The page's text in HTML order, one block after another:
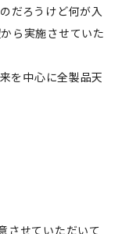
だろうけど何が入
ら実施させていた
を中心に全製品天
させていただいて